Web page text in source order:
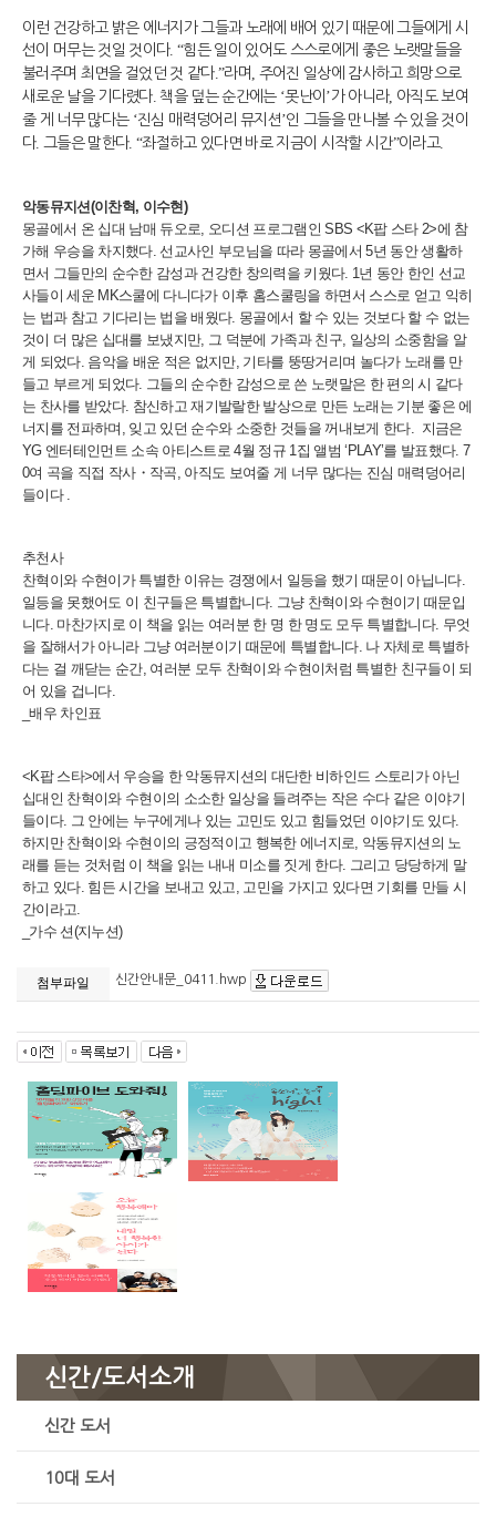
이런 건강하고 밝은 에너지가 그들과 노래에 배어 있기 때문에 그들에게 시
선이 머무는 것일 것이다. “힘든 일이 있어도 스스로에게 좋은 노랫말들을
불러주며 최면을 걸었던 것 같다.”라며 , 주어진 일상에 감사하고 희망으로
새로운 날을 기다렸다. 책을 덮는 순간에는 ‘못난이 ’가 아니라, 아직도 보여
줄 게 너무 많다는 ‘진심 매력덩어리 뮤지션’인 그들을 만나볼 수 있을 것이
다.그들은 말한다. “좌절하고 있다면 바로 지금이 시작할 시간”이라고.
악동뮤지션(이찬혁 , 이수현)
몽골에서 온 십대 남매 듀오로, 오디션 프로그램인SBS <K팝 스타2>에 참
가해 우승을 차지했다. 선교사인 부모님을 따라 몽골에서5년 동안 생활하
면서 그들만의 순수한 감성과 건강한 창의력을 키웠다. 1년 동안 한인 선교
사들이 세운 MK스쿨에 다니다가 이후 홈스쿨링을 하면서 스스로 얻고 익히
는 법과 참고 기다리는 법을 배웠다. 몽골에서 할 수 있는 것보다 할 수 없는
것이 더 많은 십대를 보냈지만, 그 덕분에 가족과 친구, 일상의 소중함을 알
게 되었다. 음악을 배운 적은 없지만, 기타를 뚱땅거리며 놀다가 노래를 만
들고 부르게 되었다. 그들의 순수한 감성으로 쓴 노랫말은 한 편의 시 같다
는 찬사를 받았다. 참신하고 재기발랄한 발상으로 만든 노래는 기분 좋은 에
너지를 전파하며 , 잊고 있던 순수와 소중한 것들을 꺼내보게 한다. 지금은
YG 엔터테인먼트 소속 아티스트로4월 정규 1집 앨범‘PLAY’를 발표했다. 7
0여 곡을 직접 작사・ 작곡, 아직도 보여줄 게 너무 많다는 진심 매력덩어리
들이다 .
추천사
찬혁이와 수현이가 특별한 이유는 경쟁에서 일등을 했기 때문이 아닙니다.
일등을 못했어도 이 친구들은 특별합니다. 그냥 찬혁이와 수현이기 때문입
니다. 마찬가지로 이 책을 읽는 여러분 한 명 한 명도 모두 특별합니다. 무엇
을 잘해서가 아니라 그냥 여러분이기 때문에 특별합니다. 나 자체로 특별하
다는 걸 깨닫는 순간, 여러분 모두 찬혁이와 수현이처럼 특별한 친구들이 되
어 있을 겁니다.
_배우 차인표
<K팝 스타>에서 우승을 한 악동뮤지션의 대단한 비하인드 스토리가 아닌
십대인 찬혁이와 수현이의 소소한 일상을 들려주는 작은 수다 같은 이야기
들이다. 그 안에는 누구에게나 있는 고민도 있고 힘들었던 이야기도 있다.
하지만 찬혁이와 수현이의 긍정적이고 행복한 에너지로, 악동뮤지션의 노
래를 듣는 것처럼 이 책을 읽는 내내 미소를 짓게 한다. 그리고 당당하게 말
하고 있다. 힘든 시간을 보내고 있고, 고민을 가지고 있다면 기회를 만들 시
간이라고.
가수 션(지누션)
첨부파일 신간안내문_0411.hwp
신간/도서소개
신간 도서
10대 도서